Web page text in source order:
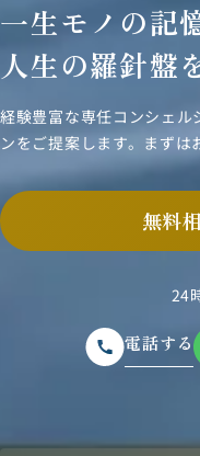
一生モノの記
人生の羅針盤
経験豊富な専任コンシェル
ンをご提案します。まず
無料
24
電話する